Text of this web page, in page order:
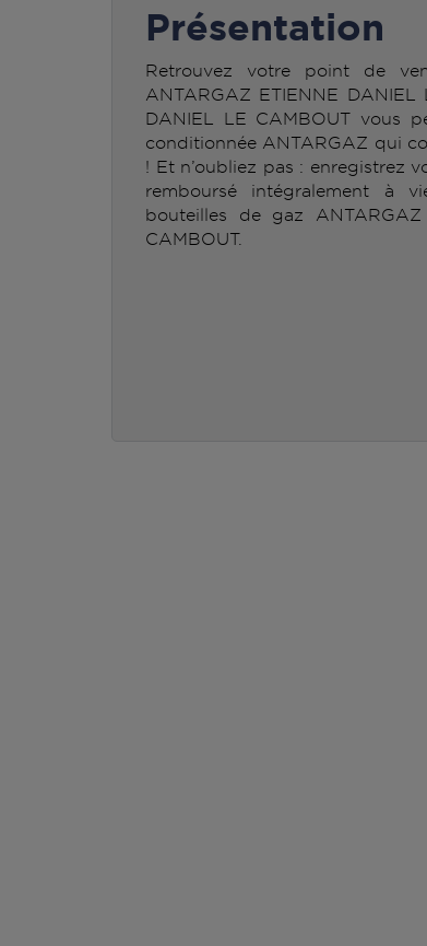
Présentation
Retrouvez votre point de
ANTARGAZ ETIENNE DANIEL
DANIEL LE CAMBOUT vous
conditionnée ANTARGAZ qui
! Et n’oubliez pas : enregistrez
remboursé intégralement à
bouteilles de gaz
CAMBOUT.